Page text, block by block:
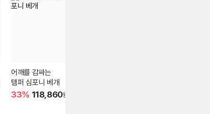
어깨를 감싸는
템퍼 심포니 베개
33% 118,860원